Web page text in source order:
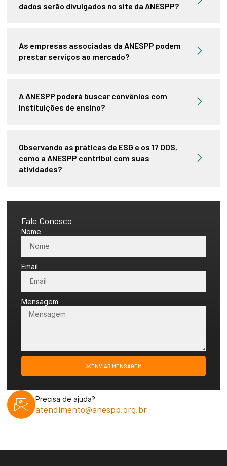
dados serão divulgados no site da ANESPP?
As empresas associadas da ANESPP podem
prestar serviços ao mercado?
A ANESPP poderá buscar convênios com
instituições de ensino?
Observando as práticas de ESG e os 17 ODS,
como a ANESPP contribui com suas
atividades?
Fale Conosco
Nome
Email
Mensagem
ENVIAR MENSAGEM
Precisa de ajuda?
atendimento@anespp.org.br